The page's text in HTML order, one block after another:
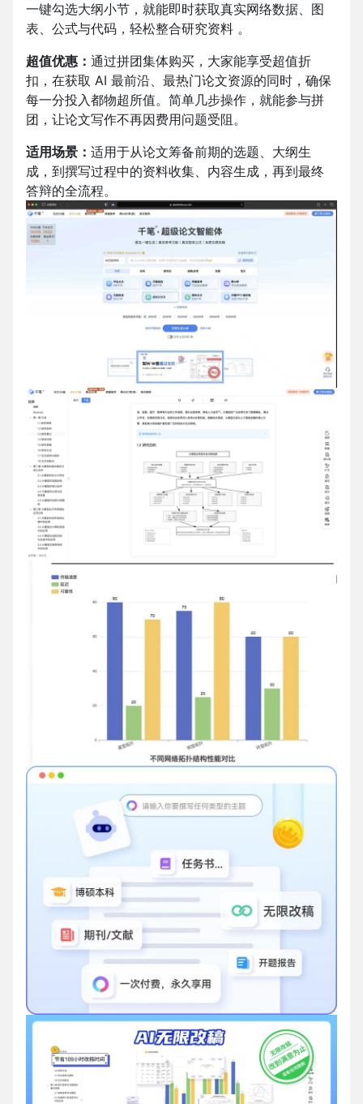
一键勾选大纲小节，就能即时获取真实网络数据、图
表、公式与代码，轻松整合研究资料 。​
超值优惠： 通过拼团集体购买，大家能享受超值折
扣，在获取 AI 最前沿、最热门论文资源的同时，确保
每一分投入都物超所值。简单几步操作，就能参与拼
团，让论文写作不再因费用问题受阻。
适用场景： 适用于从论文筹备前期的选题、大纲生
成，到撰写过程中的资料收集、内容生成，再到最终
答辩的全流程。